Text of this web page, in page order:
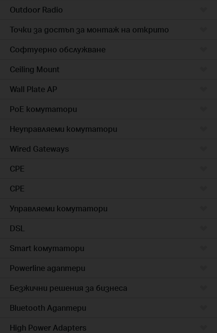
Outdoor Radio
Точки за достъп за монтаж на открито
Софтуерно обслужване
Ceiling Mount
Wall Plate AP
PoE комутатори
Неуправляеми комутатори
Wired Gateways
CPE
CPE
Управляеми комутатори
DSL
Smart комутатори
Powerline адаптери
Безжични решения за бизнеса
Bluetooth Адаптери
High Power Adapters